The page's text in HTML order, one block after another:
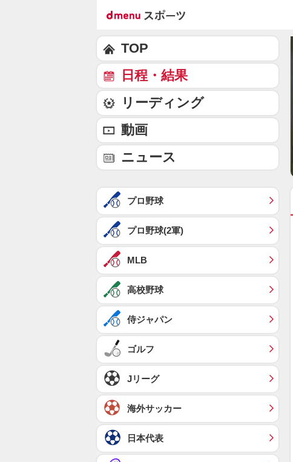
TOP
日程・結果
リーディング
動画
ニュース
プロ野球
プロ野球(2軍)
MLB
高校野球
侍ジャパン
ゴルフ
Jリーグ
海外サッカー
日本代表